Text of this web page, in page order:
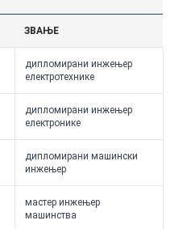
ЗВАЊЕ
дипломирани инжењер
електротехнике
дипломирани инжењер
електронике
дипломирани машински
инжењер
мастер инжењер
машинства